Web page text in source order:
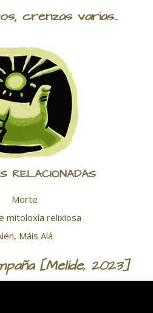
crenzas varias..
RELACIONADAS
Morte
mitoloxía relixiosa
Máis Alá
[Melide, 2023]